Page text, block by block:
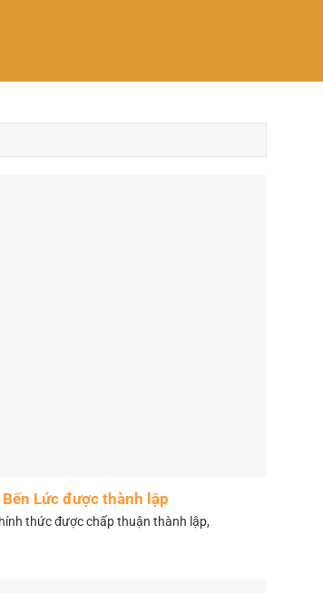
Lức được thành lập
thức được chấp thuận thành lập,